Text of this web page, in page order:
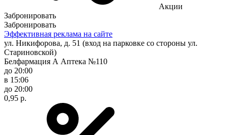
Акции
Забронировать
Забронировать
Эффективная реклама на сайте
ул. Никифорова, д. 51 (вход на парковке со стороны ул.
Стариновской)
Белфармация А Аптека №110
до 20:00
в 15:06
до 20:00
0,95 р.